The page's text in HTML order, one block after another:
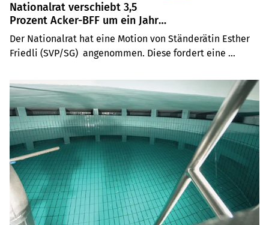
Nationalrat verschiebt 3,5
Prozent Acker-BFF um ein Jahr
auf Januar 2025
Der Nationalrat hat eine Motion von Ständerätin Esther
Friedli (SVP/SG)  angenommen. Diese fordert eine
auf Ackerland um ein Jahr auf Januar 2025 und
gleichzeitig die Prüfung weiterer Massnahmen. Die
Abstimmung endete klar mit 119 zu 68 Stimmen – gegen
den Willen von SP, Grünen und GLP.